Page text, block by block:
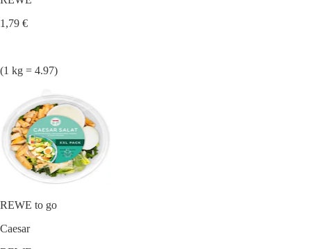
1,79 €
(1 kg = 4.97)
REWE to go
Caesar